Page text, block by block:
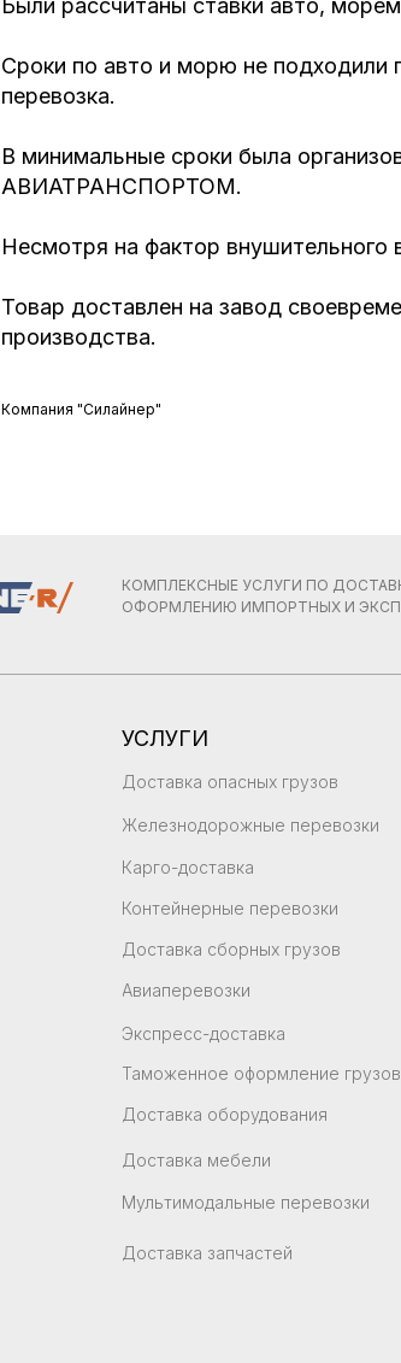
Были рассчитаны ставки авто,
Сроки по авто и морю не подходили
перевозка.
В минимальные сроки была
АВИАТРАНСПОРТОМ.
Несмотря на фактор внушительного
Товар доставлен на завод
производства.
Компания "Силайнер"
КОМПЛЕКСНЫЕ УСЛУГИ ПО
ОФОРМЛЕНИЮ ИМПОРТНЫХ И
УСЛУГИ
Доставка опасных грузов
Железнодорожные перевозки
Контейнерные перевозки
Карго-доставка
Доставка сборных грузов
Авиаперевозки
Экспресс-доставка
Доставка мебели
Таможенное оформление грузов
Доставка оборудования
Мультимодальные перевозки
Доставка запчастей